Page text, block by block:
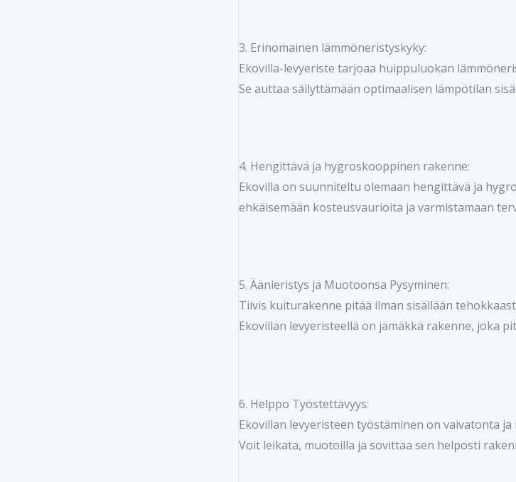
3. Erinomainen lämmöneristyskyky:
Ekovilla-levyeriste tarjoaa huippuluokan
Se auttaa säilyttämään optimaalisen lämpötilan
4. Hengittävä ja hygroskooppinen rakenne:
Ekovilla on suunniteltu olemaan hengittävä ja
ehkäisemään kosteusvaurioita ja varmistamaan
5. Äänieristys ja Muotoonsa Pysyminen:
Tiivis kuiturakenne pitää ilman sisällään
Ekovillan levyeristeellä on jämäkkä rakenne, joka
6. Helppo Työstettävyys:
Ekovillan levyeristeen työstäminen on vaivatonta
Voit leikata, muotoilla ja sovittaa sen helposti